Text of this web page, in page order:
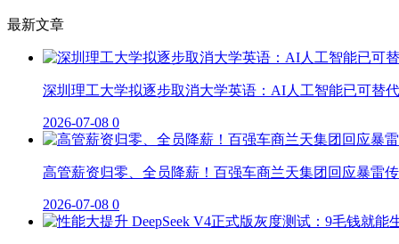
最新文章
深圳理工大学拟逐步取消大学英语：AI人工智能已可替代
2026-07-08 0
高管薪资归零、全员降薪！百强车商兰天集团回应暴雷
2026-07-08 0